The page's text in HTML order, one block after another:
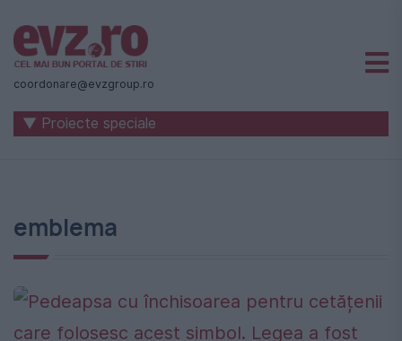
Știri
naționale
internaționale
-
Evenimentul
Zilei
coordonare@evzgroup.ro
▼ Proiecte speciale
emblema